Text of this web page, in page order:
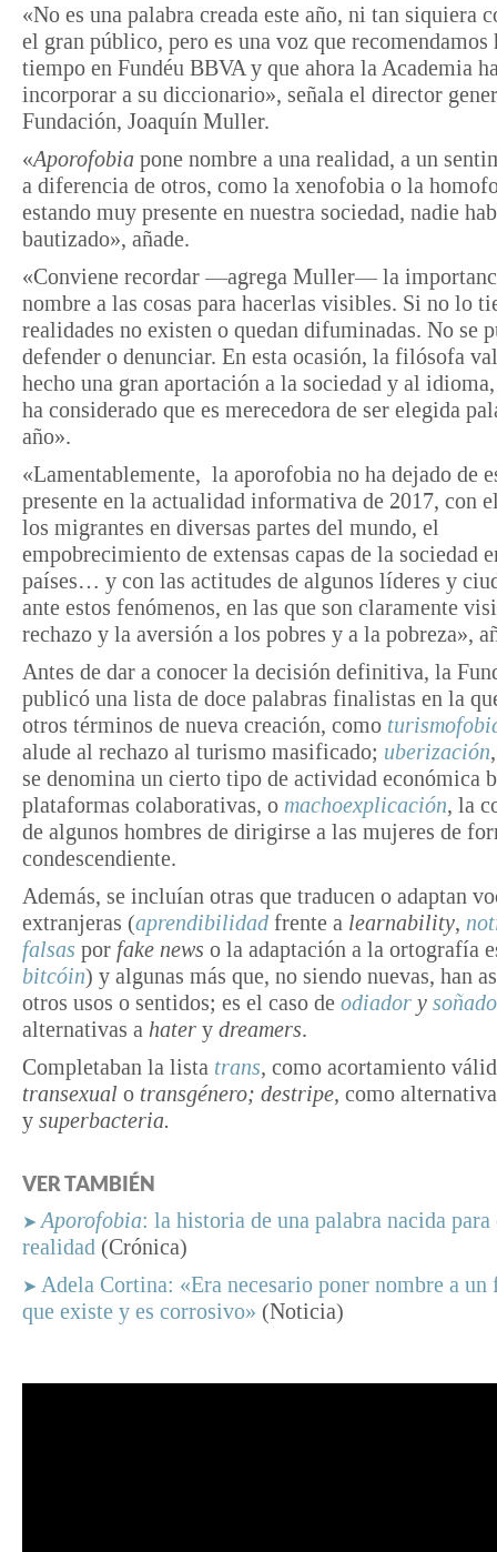
«No es una palabra creada este año, ni tan siquiera
el gran público, pero es una voz que recomendamos
tiempo en Fundéu BBVA y que ahora la Academia
incorporar a su diccionario», señala el director
Fundación, Joaquín Muller.
«Aporofobia pone nombre a una realidad, a un
a diferencia de otros, como la xenofobia o la
estando muy presente en nuestra sociedad, nadie
bautizado», añade.
«Conviene recordar —agrega Muller— la
nombre a las cosas para hacerlas visibles. Si no lo
realidades no existen o quedan difuminadas. No se
defender o denunciar. En esta ocasión, la filósofa
hecho una gran aportación a la sociedad y al
ha considerado que es merecedora de ser elegida
año».
«Lamentablemente, la aporofobia no ha dejado de
presente en la actualidad informativa de 2017, con
los migrantes en diversas partes del mundo, el
empobrecimiento de extensas capas de la sociedad
países… y con las actitudes de algunos líderes y
ante estos fenómenos, en las que son claramente
rechazo y la aversión a los pobres y a la pobreza»,
Antes de dar a conocer la decisión definitiva, la
publicó una lista de doce palabras finalistas en la
otros términos de nueva creación, como
alude al rechazo al turismo masificado; uberización
se denomina un cierto tipo de actividad económica
plataformas colaborativas, o machoexplicación, la
de algunos hombres de dirigirse a las mujeres de
condescendiente.
Además, se incluían otras que traducen o adaptan
extranjeras (aprendibilidad frente a learnability,
falsas por fake news o la adaptación a la ortografía
bitcóin) y algunas más que, no siendo nuevas, han
otros usos o sentidos; es el caso de odiador y
alternativas a hater y dreamers.
Completaban la lista trans, como acortamiento
transexual o transgénero; destripe, como
y superbacteria.
VER TAMBIÉN
➤ Aporofobia: la historia de una palabra nacida
realidad (Crónica)
➤ Adela Cortina: «Era necesario poner nombre a un
que existe y es corrosivo» (Noticia)